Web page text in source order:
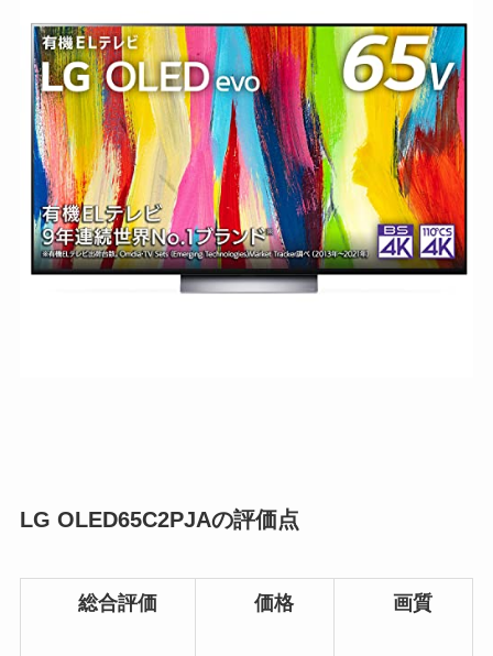
LG OLED65C2PJAの評価点
総合評価 価格 画質